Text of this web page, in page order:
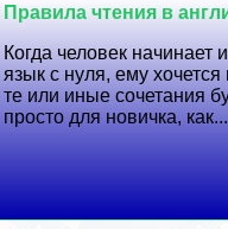
Правила чтения в
Когда человек начинает
язык с нуля, ему хочется
те или иные сочетания
просто для новичка, как...